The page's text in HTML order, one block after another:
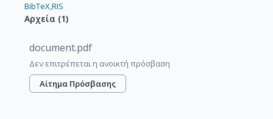
BibTeX,RIS
Αρχεία (1)
document.pdf
Δεν επιτρέπεται η ανοικτή πρόσβαση
Αίτημα Πρόσβασης